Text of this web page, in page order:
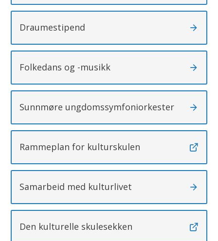
Draumestipend
Folkedans og -musikk
Sunnmøre ungdomssymfoniorkester
Rammeplan for kulturskulen
Samarbeid med kulturlivet
Den kulturelle skulesekken